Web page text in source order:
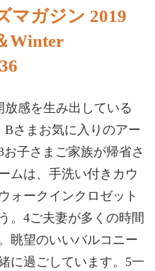
マガジン 2019
Winter
放感を生み出している
さまお気に入りのアー
子さまご家族が帰省さ
ムは、手洗い付きカウ
ォークインクロゼット
。4ご夫妻が多くの時間
眺望のいいバルコニー
に過ごしています。5一